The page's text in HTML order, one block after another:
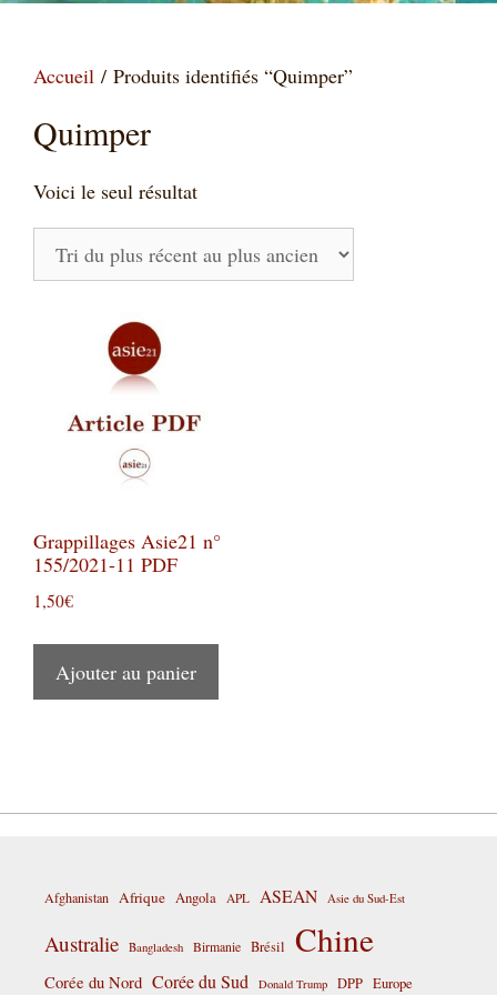
Accueil / Produits identifiés “Quimper”
Quimper
Voici le seul résultat
Grappillages Asie21 n°
155/2021-11 PDF
1,50€
Ajouter au panier
Afghanistan Afrique Angola APL ASEAN Asie du Sud-Est
Australie Bangladesh Birmanie Brésil Chine
Corée du Nord Corée du Sud Donald Trump DPP Europe